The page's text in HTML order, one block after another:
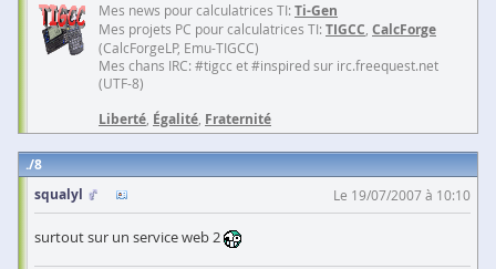
Mes news pour calculatrices TI: Ti-Gen
Mes projets PC pour calculatrices TI: TIGCC, CalcForge
(CalcForgeLP, Emu-TIGCC)
Mes chans IRC: #tigcc et #inspired sur irc.freequest.net
(UTF-8)
Liberté, Égalité, Fraternité
8
squalyl
Le 19/07/2007 à 10:10
surtout sur un service web 2